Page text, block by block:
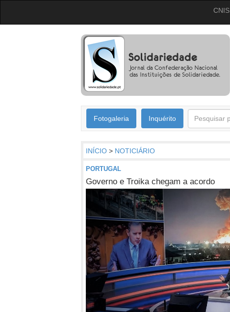
CNIS.
Fotogaleria Inquérito
INÍCIO > NOTICIÁRIO
PORTUGAL
Governo e Troika chegam a acordo